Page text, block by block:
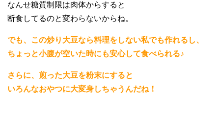
なんせ糖質制限は肉体からすると
断食してるのと変わらないからね。
でも、この炒り大豆なら料理をしない私でも作れるし、
ちょっと小腹が空いた時にも安心して食べられる♪
さらに、煎った大豆を粉末にすると
いろんなおやつに大変身しちゃうんだね！